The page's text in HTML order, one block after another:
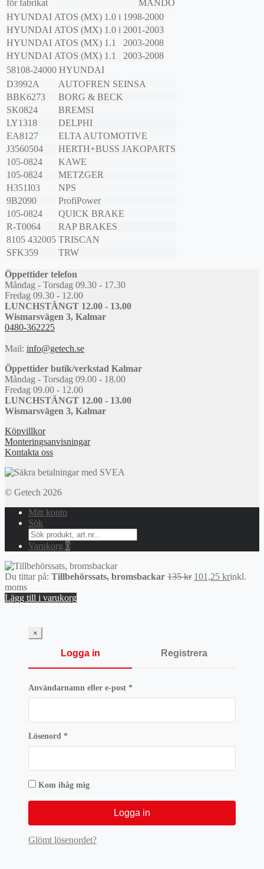
för fabrikat
MANDO
HYUNDAI ATOS (MX) 1.0 i 1998-2000
HYUNDAI ATOS (MX) 1.0 i 2001-2003
HYUNDAI ATOS (MX) 1.1
2003-2008
HYUNDAI ATOS (MX) 1.1
2003-2008
58108-24000 HYUNDAI
D3992A
AUTOFREN SEINSA
BBK6273
BORG & BECK
SK0824
BREMSI
LY1318
DELPHI
EA8127
ELTA AUTOMOTIVE
J3560504
HERTH+BUSS JAKOPARTS
105-0824
KAWE
105-0824
METZGER
H351I03
NPS
9B2090
ProfiPower
105-0824
QUICK BRAKE
R-T0064
RAP BRAKES
8105 432005 TRISCAN
SFK359
TRW
Öppettider telefon
Måndag - Torsdag 09.30 - 17.30
Fredag 09.30 - 12.00
LUNCHSTÄNGT 12.00 - 13.00
Wismarsvägen 3, Kalmar
0480-362225
Mail: info@getech.se
Öppettider butik/verkstad Kalmar
Måndag - Torsdag 09.00 - 18.00
Fredag 09.00 - 12.00
LUNCHSTÄNGT 12.00 - 13.00
Wismarsvägen 3, Kalmar
Köpvillkor
Monteringsanvisningar
Kontakta oss
© Getech 2026
Mitt konto
Sök
Search
for:
Varukorg 0
Du tittar på: Tillbehörssats, bromsbackar 135kr Det
101,25 krDet
inkl.
moms
Lägg till i varukorg
×
Logga in Registrera
Användarnamn eller e-post *Obligatoriskt
Lösenord *Obligatoriskt
Kom ihåg mig
Logga in
Glömt lösenordet?